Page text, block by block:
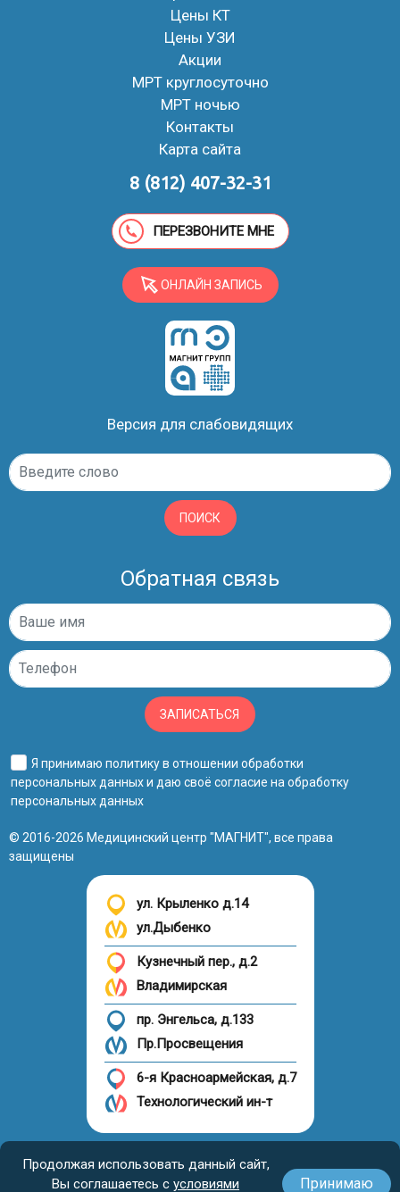
Продолжая использовать данный сайт,
Вы соглашаетесь с условиями Принимаю
Цены КТ
Цены УЗИ
Акции
МРТ круглосуточно
МРТ ночью
Контакты
Карта сайта
8 (812) 407-32-31
ПЕРЕЗВОНИТЕ МНЕ
ОНЛАЙН ЗАПИСЬ
Версия для слабовидящих
ПОИСК
Обратная связь
ЗАПИСАТЬСЯ
Я принимаю политику в отношении обработки
персональных данныхи даю своё согласие на обработку
персональных данных
© 2016-2026 Медицинский центр "МАГНИТ", все права
защищены
ул. Крыленко д.14
ул.Дыбенко
Кузнечный пер., д.2
Владимирская
пр. Энгельса, д.133
Пр.Просвещения
6-я Красноармейская, д.7
Технологический ин-т
Налоговый вычет